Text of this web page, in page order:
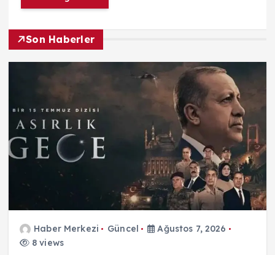
Son Haberler
Haber Merkezi Güncel
Ağustos 7, 2026
8 views